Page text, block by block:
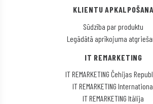
KLIENTU APKALPOŠANA
Sūdzība par produktu
Legādātā aprīkojuma
IT REMARKETING
IT REMARKETING Čehijas
IT REMARKETING
IT REMARKETING Itālija